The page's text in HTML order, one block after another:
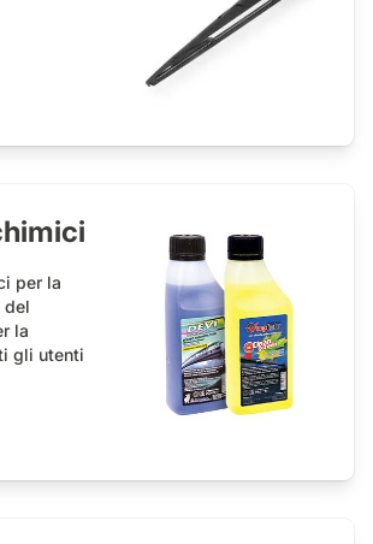
per la
del
la
gli utenti